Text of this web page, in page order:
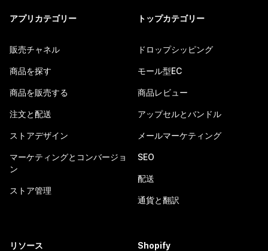
アプリカテゴリー
販売チャネル
商品を探す
商品を販売する
注文と配送
ストアデザイン
マーケティングとコンバージョ
ン
ストア管理
トップカテゴリー
ドロップシッピング
モール型EC
商品レビュー
アップセルとバンドル
メールマーケティング
SEO
配送
通貨と翻訳
リソース Shopify